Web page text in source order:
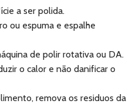
a ser polida.
ou espuma e espalhe
de polir rotativa ou DA.
o calor e não danificar o
remova os residuos da